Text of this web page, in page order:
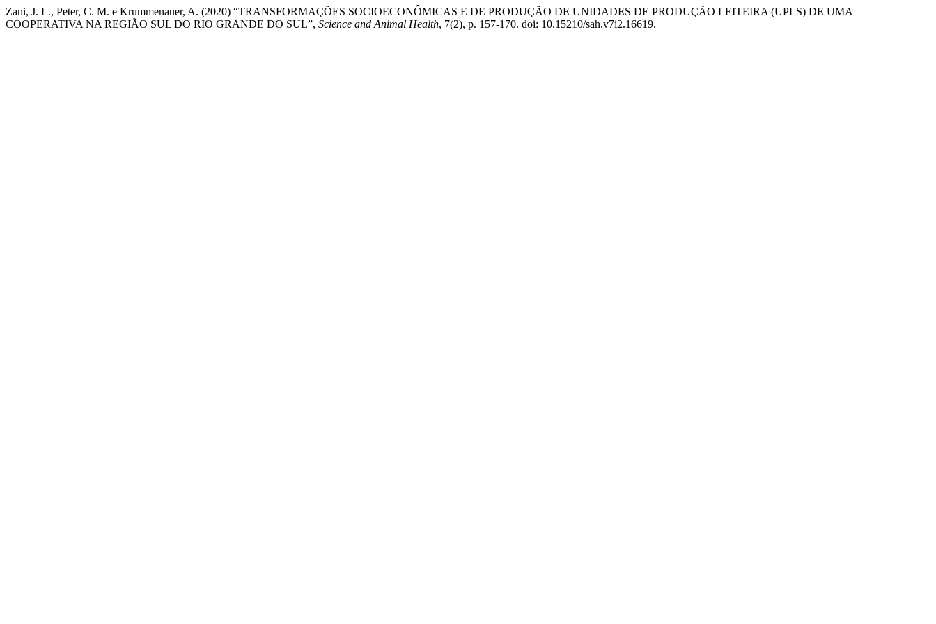
Zani, J. L., Peter, C. M. e Krummenauer, A. (2020) “TRANSFORMAÇÕES SOCIOECONÔMICAS E DE PRODUÇÃO DE UNIDADES DE PRODUÇÃO LEITEIRA (UPLS) DE UMA
COOPERATIVA NA REGIÃO SUL DO RIO GRANDE DO SUL”, Science and Animal Health, 7(2), p. 157-170. doi: 10.15210/sah.v7i2.16619.